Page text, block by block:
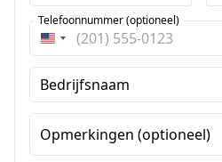
Verenigde
Staten
+1
Telefoonnummer (optioneel)
Bedrijfsnaam
Opmerkingen (optioneel)